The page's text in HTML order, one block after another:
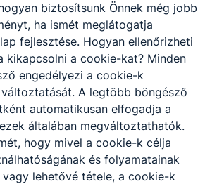
biztosítsunk Önnek még jobb
ha ismét meglátogatja
fejlesztése. Hogyan ellenőrizheti
kikapcsolni a cookie-kat? Minden
engedélyezi a cookie-k
A legtöbb böngésző
automatikusan elfogadja a
általában megváltoztathatók.
hogy mivel a cookie-k célja
és folyamatainak
vagy lehetővé tétele, a cookie-k